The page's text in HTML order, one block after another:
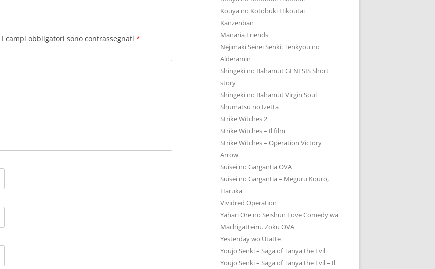
I campi obbligatori sono contrassegnati *
Kouya no Kotobuki Hikoutai
Kanzenban
Manaria Friends
Nejimaki Seirei Senki: Tenkyou no
Alderamin
Shingeki no Bahamut GENESIS Short
story
Shingeki no Bahamut Virgin Soul
Shumatsu no Izetta
Strike Witches 2
Strike Witches – Il film
Strike Witches – Operation Victory
Arrow
Suisei no Gargantia OVA
Suisei no Gargantia – Meguru Kouro,
Haruka
Vividred Operation
Yahari Ore no Seishun Love Comedy wa
Machigatteiru. Zoku OVA
Yesterday wo Utatte
Youjo Senki – Saga of Tanya the Evil
Youjo Senki – Saga of Tanya the Evil – Il